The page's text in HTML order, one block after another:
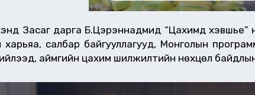
Засаг дарга Б.Цэрэннадмид “Цахимд
салбар байгууллагууд, Монголын
аймгийн цахим шилжилтийн нөхцөл